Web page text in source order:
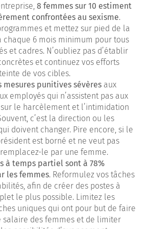
8 femmes sur 10 estiment
confrontées au sexisme.
et mettez sur pied de la
chaque 6 mois minimum pour tous
et cadres. N’oubliez pas d’établir
et continuez vos efforts
de vos cibles.
mesures punitives sévèresaux
employés qui n’assistent pas aux
le harcèlement et l’intimidation
c’est la direction ou les
doivent changer. Pire encore, si le
est borné et ne veut pas
le par une femme.
à temps partiel sont à 78%
les femmes. Reformulez vos tâches
afin de créer des postes à
le plus possible. Limitez les
uniques qui ont pour but de faire
salaire des femmes et de limiter